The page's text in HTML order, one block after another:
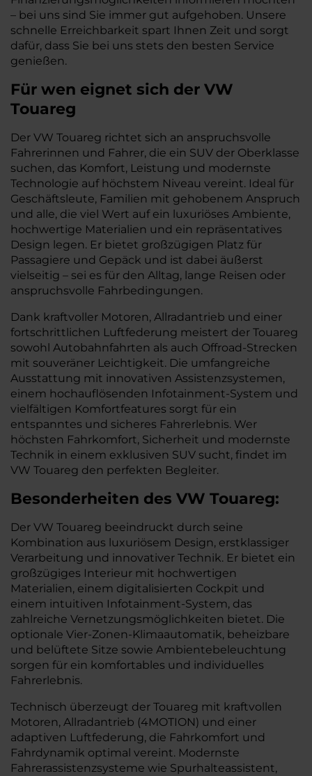
– bei uns sind Sie immer gut aufgehoben. Unsere
schnelle Erreichbarkeit spart Ihnen Zeit und sorgt
dafür, dass Sie bei uns stets den besten Service
genießen.
Für wen eignet sich der VW
Touareg
Der VW Touareg richtet sich an anspruchsvolle
Fahrerinnen und Fahrer, die ein SUV der Oberklasse
suchen, das Komfort, Leistung und modernste
Technologie auf höchstem Niveau vereint. Ideal für
Geschäftsleute, Familien mit gehobenem Anspruch
und alle, die viel Wert auf ein luxuriöses Ambiente,
hochwertige Materialien und ein repräsentatives
Design legen. Er bietet großzügigen Platz für
Passagiere und Gepäck und ist dabei äußerst
vielseitig – sei es für den Alltag, lange Reisen oder
anspruchsvolle Fahrbedingungen.
Dank kraftvoller Motoren, Allradantrieb und einer
fortschrittlichen Luftfederung meistert der Touareg
sowohl Autobahnfahrten als auch Offroad-Strecken
mit souveräner Leichtigkeit. Die umfangreiche
Ausstattung mit innovativen Assistenzsystemen,
einem hochauflösenden Infotainment-System und
vielfältigen Komfortfeatures sorgt für ein
entspanntes und sicheres Fahrerlebnis. Wer
höchsten Fahrkomfort, Sicherheit und modernste
Technik in einem exklusiven SUV sucht, findet im
VW Touareg den perfekten Begleiter.
Besonderheiten des VW Touareg:
Der VW Touareg beeindruckt durch seine
Kombination aus luxuriösem Design, erstklassiger
Verarbeitung und innovativer Technik. Er bietet ein
großzügiges Interieur mit hochwertigen
Materialien, einem digitalisierten Cockpit und
einem intuitiven Infotainment-System, das
zahlreiche Vernetzungsmöglichkeiten bietet. Die
optionale Vier-Zonen-Klimaautomatik, beheizbare
und belüftete Sitze sowie Ambientebeleuchtung
sorgen für ein komfortables und individuelles
Fahrerlebnis.
Technisch überzeugt der Touareg mit kraftvollen
Motoren, Allradantrieb (4MOTION) und einer
adaptiven Luftfederung, die Fahrkomfort und
Fahrdynamik optimal vereint. Modernste
Fahrerassistenzsysteme wie Spurhalteassistent,